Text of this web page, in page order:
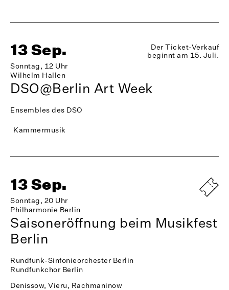
13 Sep.
Sonntag, 12 Uhr
Wilhelm Hallen
Der Ticket-Verkauf
beginnt am 15. Juli.
DSO@Berlin Art Week
Ensembles des DSO
Kammermusik
13 Sep.
Sonntag, 20 Uhr
Philharmonie Berlin
Saisoneröffnung beim Musikfest
Berlin
Rundfunk-Sinfonieorchester Berlin
Rundfunkchor Berlin
Denissow, Vieru, Rachmaninow